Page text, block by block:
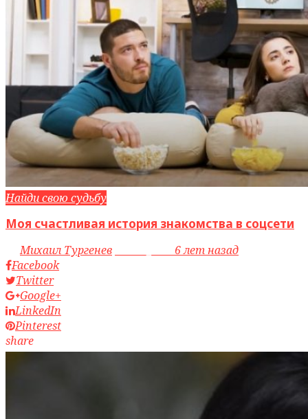
Найди свою судьбу
Моя счастливая история знакомства в соцсети
byМихаил Тургенев
6 лет назад
Facebook
Twitter
Google+
LinkedIn
Pinterest
share